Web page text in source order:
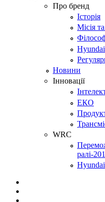
Про бренд
Історія
Місія
Hyundai
Новини
Інновації
ЕКО
WRC
ралі-